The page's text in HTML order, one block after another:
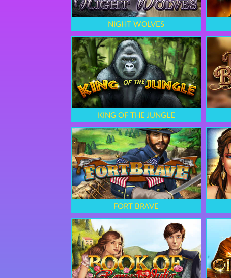
NIGHT WOLVES
KING OF THE JUNGLE
FORT BRAVE